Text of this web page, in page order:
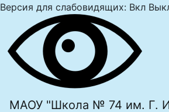
Версия для слабовидящих: Вкл
МАОУ "Школа № 74 им. Г.